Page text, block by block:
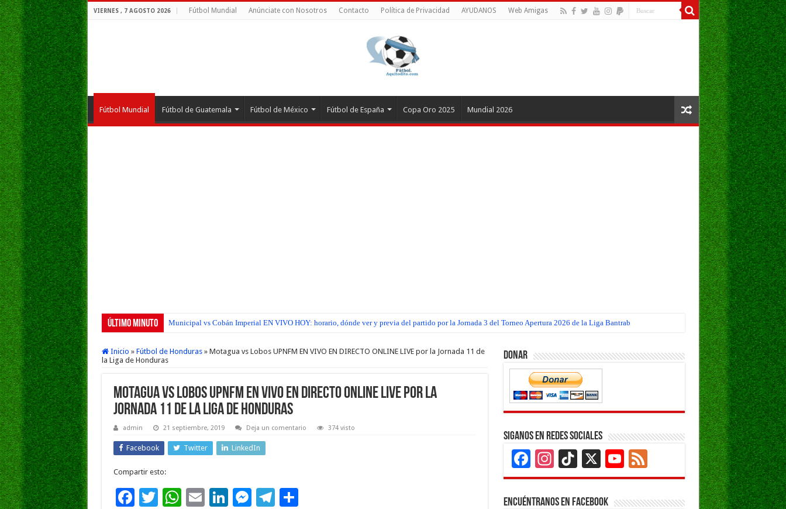
VIERNES , 7 AGOSTO 2026 Fútbol Mundial Anúnciate con Nosotros Contacto Política de Privacidad AYUDANOS Web Amigas
Fútbol Mundial Fútbol de Guatemala Fútbol de México Fútbol de España Copa Oro 2025 Mundial 2026
Último Minuto San Pedro FC vs Suchitepéquez EN VIVO HOY: horario, dónde ver y previa del partido por la Jornada 3 del Torneo Apertura 2026 de la Liga Bantrab
Inicio » Fútbol de Honduras » Motagua vs Lobos UPNFM EN VIVO EN DIRECTO ONLINE LIVE por la Jornada 11 de
la Liga de Honduras
Motagua vs Lobos UPNFM EN VIVO EN DIRECTO ONLINE LIVE por la
Jornada 11 de la Liga de Honduras
admin 21 septiembre, 2019 Deja un comentario 374 visto
Facebook Twitter LinkedIn
Compartir esto:
F
T W E
Li M T C
Donar
Siganos en Redes Sociales
Facebook
Instagram
TikTok
X YouTube
Channel
Feed
Encuéntranos en Facebook